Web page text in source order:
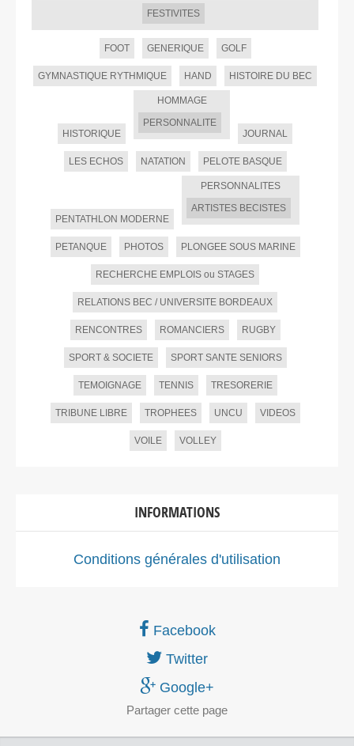
FESTIVITES
FOOT GENERIQUE GOLF
GYMNASTIQUE RYTHMIQUE HAND HISTOIRE DU BEC
HISTORIQUE
HOMMAGE
PERSONNALITE
JOURNAL
LES ECHOS NATATION PELOTE BASQUE
PENTATHLON MODERNE
PERSONNALITES
ARTISTES BECISTES
PETANQUE PHOTOS PLONGEE SOUS MARINE
RECHERCHE EMPLOIS ou STAGES
RELATIONS BEC / UNIVERSITE BORDEAUX
RENCONTRES ROMANCIERS RUGBY
SPORT & SOCIETE SPORT SANTE SENIORS
TEMOIGNAGE TENNIS TRESORERIE
TRIBUNE LIBRE TROPHEES UNCU VIDEOS
VOILE VOLLEY
INFORMATIONS
Conditions générales d'utilisation
Facebook
Twitter
Google+
Partager cette page